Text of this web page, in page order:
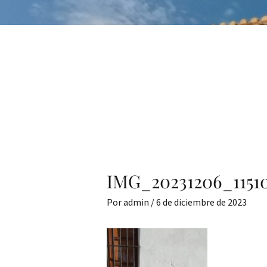
Poradmin /6 de diciembre de 2023